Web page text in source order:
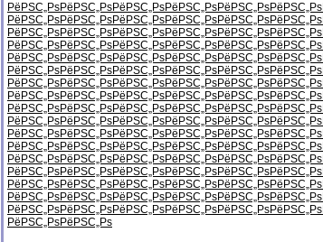
РёРЅС„РѕРёРЅС„РѕРёРЅС„РѕРёРЅС„РѕРёРЅС„РѕРёРЅС„Рѕ
РёРЅС„РѕРёРЅС„РѕРёРЅС„РѕРёРЅС„РѕРёРЅС„РѕРёРЅС„Рѕ
РёРЅС„РѕРёРЅС„РѕРёРЅС„РѕРёРЅС„РѕРёРЅС„РѕРёРЅС„Рѕ
РёРЅС„РѕРёРЅС„РѕРёРЅС„РѕРёРЅС„РѕРёРЅС„РѕРёРЅС„Рѕ
РёРЅС„РѕРёРЅС„РѕРёРЅС„РѕРёРЅС„РѕРёРЅС„РѕРёРЅС„Рѕ
РёРЅС„РѕРёРЅС„РѕРёРЅС„РѕРёРЅС„РѕРёРЅС„РѕРёРЅС„Рѕ
РёРЅС„РѕРёРЅС„РѕРёРЅС„РѕРёРЅС„РѕРёРЅС„РѕРёРЅС„Рѕ
РёРЅС„РѕРёРЅС„РѕРёРЅС„РѕРёРЅС„РѕРёРЅС„РѕРёРЅС„Рѕ
РёРЅС„РѕРёРЅС„РѕРёРЅС„РѕРёРЅС„РѕРёРЅС„РѕРёРЅС„Рѕ
РёРЅС„РѕРёРЅС„РѕРёРЅС„РѕРёРЅС„РѕРёРЅС„РѕРёРЅС„Рѕ
РёРЅС„РѕРёРЅС„РѕРёРЅС„РѕРёРЅС„РѕРёРЅС„РѕРёРЅС„Рѕ
РёРЅС„РѕРёРЅС„РѕРёРЅС„РѕРёРЅС„РѕРёРЅС„РѕРёРЅС„Рѕ
РёРЅС„РѕРёРЅС„РѕРёРЅС„РѕРёРЅС„РѕРёРЅС„РѕРёРЅС„Рѕ
РёРЅС„РѕРёРЅС„РѕРёРЅС„РѕРёРЅС„РѕРёРЅС„РѕРёРЅС„Рѕ
РёРЅС„РѕРёРЅС„РѕРёРЅС„РѕРёРЅС„РѕРёРЅС„РѕРёРЅС„Рѕ
РёРЅС„РѕРёРЅС„РѕРёРЅС„РѕРёРЅС„РѕРёРЅС„РѕРёРЅС„Рѕ
РёРЅС„РѕРёРЅС„РѕРёРЅС„РѕРёРЅС„РѕРёРЅС„РѕРёРЅС„Рѕ
РёРЅС„РѕРёРЅС„Рѕ